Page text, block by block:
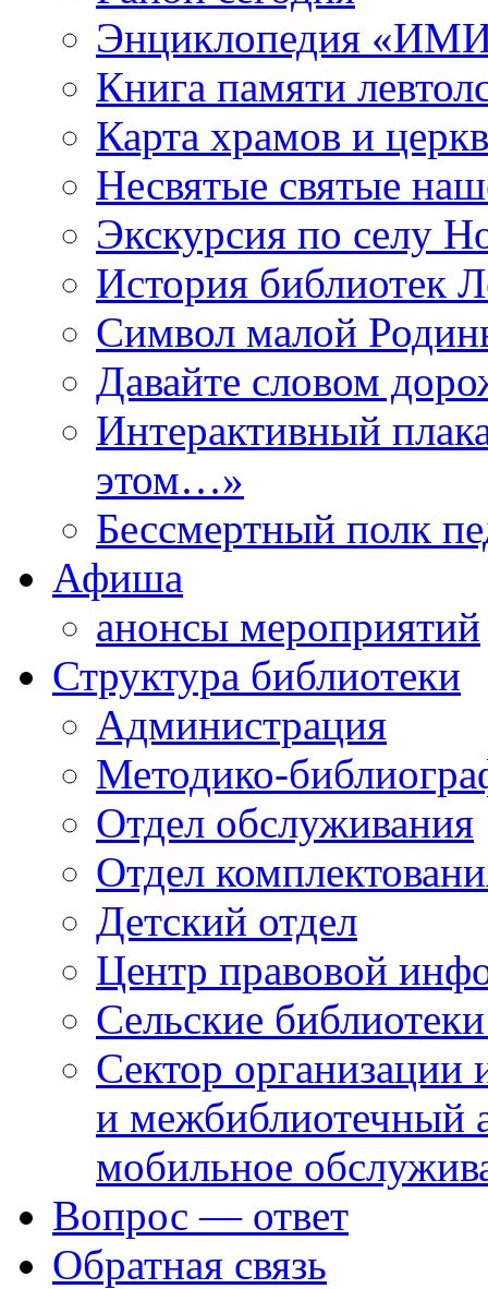
Энциклопедия «ИМИ
Книга памяти
Карта храмов и
Несвятые святые
Экскурсия по селу
История библиотек
Символ малой
Давайте словом
Интерактивный
этом…»
Бессмертный полк
Афиша
анонсы мероприятий
Структура библиотеки
Администрация
Методико-
Отдел обслуживания
Отдел
Детский отдел
Центр правовой
Сельские
Сектор организации
и межбиблиотечный
мобильное
Вопрос — ответ
Обратная связь